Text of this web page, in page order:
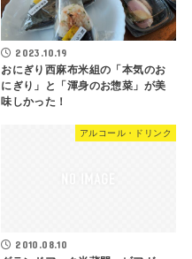
2023.10.19
おにぎり西麻布米組の「本気のお
にぎり」と「渾身のお惣菜」が美
味しかった！
アルコール・ドリンク
2010.08.10